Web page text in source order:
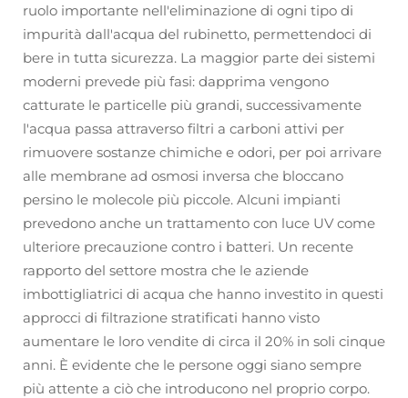
ruolo importante nell'eliminazione di ogni tipo di
impurità dall'acqua del rubinetto, permettendoci di
bere in tutta sicurezza. La maggior parte dei sistemi
moderni prevede più fasi: dapprima vengono
catturate le particelle più grandi, successivamente
l'acqua passa attraverso filtri a carboni attivi per
rimuovere sostanze chimiche e odori, per poi arrivare
alle membrane ad osmosi inversa che bloccano
persino le molecole più piccole. Alcuni impianti
prevedono anche un trattamento con luce UV come
ulteriore precauzione contro i batteri. Un recente
rapporto del settore mostra che le aziende
imbottigliatrici di acqua che hanno investito in questi
approcci di filtrazione stratificati hanno visto
aumentare le loro vendite di circa il 20% in soli cinque
anni. È evidente che le persone oggi siano sempre
più attente a ciò che introducono nel proprio corpo.